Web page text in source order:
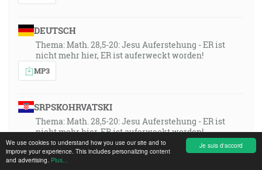
Je suis d'accord
We use cookies to understand how you use our site and to
improve your experience. This includes personalizing content
and advertising. Plus...
DEUTSCH
Thema: Math. 28,5-20: Jesu Auferstehung - ER ist
nicht mehr hier, ER ist auferweckt worden!
MP3
SRPSKOHRVATSKI
Thema: Math. 28,5-20: Jesu Auferstehung - ER ist
nicht mehr hier, ER ist auferweckt worden!
MP3